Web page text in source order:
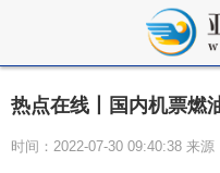
热点在线丨国内机票燃
时间：2022-07-30 09:40:38 来源